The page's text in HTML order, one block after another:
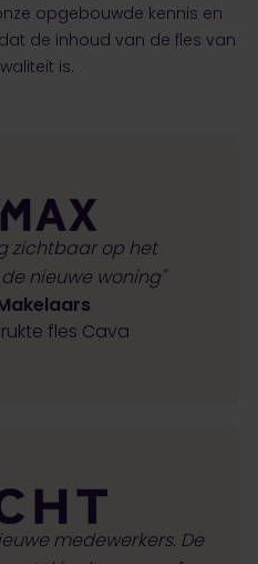
opgebouwde kennis en
de inhoud van de fles van
is.
zichtbaar op het
nieuwe woning"
fles Cava
medewerkers. De